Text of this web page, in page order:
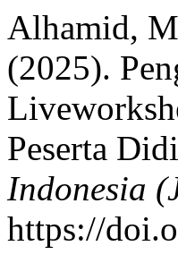
Alhamid,
(2025).
Peserta
Indonesia
https://